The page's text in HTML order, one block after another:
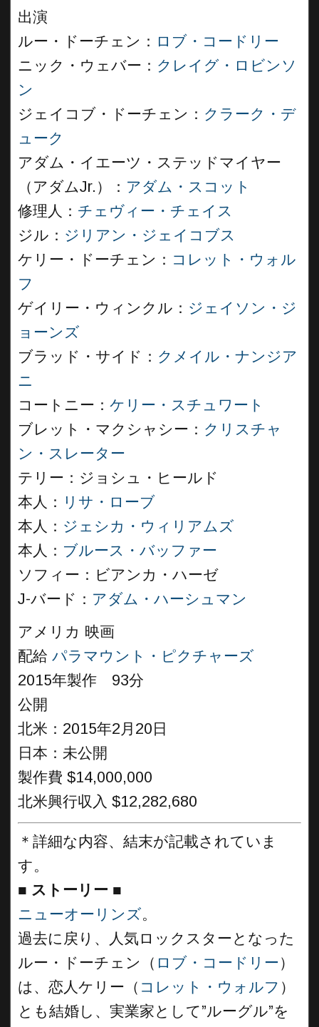
出演
ルー・ドーチェン： ロブ・コードリー
ニック・ウェバー： クレイグ・ロビンソ
ン
ジェイコブ・ドーチェン： クラーク・デ
ューク
アダム・イエーツ・ステッドマイヤー
（アダムJr.）： アダム・スコット
修理人： チェヴィー・チェイス
ジル： ジリアン・ジェイコブス
ケリー・ドーチェン： コレット・ウォル
フ
ゲイリー・ウィンクル： ジェイソン・ジ
ョーンズ
ブラッド・サイド： クメイル・ナンジア
ニ
コートニー： ケリー・スチュワート
ブレット・マクシャシー： クリスチャ
ン・スレーター
テリー：ジョシュ・ヒールド
本人： リサ・ローブ
本人： ジェシカ・ウィリアムズ
本人： ブルース・バッファー
ソフィー：ビアンカ・ハーゼ
J-バード： アダム・ハーシュマン
アメリカ 映画
配給 パラマウント・ピクチャーズ
2015年製作 93分
公開
北米：2015年2月20日
日本：未公開
製作費 $14,000,000
北米興行収入 $12,282,680
＊詳細な内容、結末が記載されていま
す。
■ ストーリー ■
ニューオーリンズ。
過去に戻り、人気ロックスターとなった
ルー・ドーチェン（ ロブ・コードリー）
は、恋人ケリー（ コレット・ウォルフ ）
とも結婚し、実業家として”ルーグル”を